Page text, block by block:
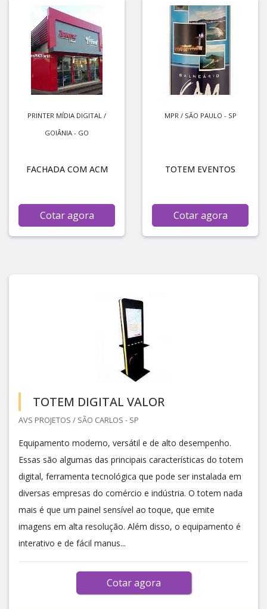
PRINTER MÍDIA DIGITAL /
GOIÂNIA - GO
FACHADA COM ACM
Cotar agora
MPR / SÃO PAULO - SP
TOTEM EVENTOS
Cotar agora
TOTEM DIGITAL VALOR
AVS PROJETOS / SÃO CARLOS - SP
Equipamento moderno, versátil e de alto desempenho.
Essas são algumas das principais características do totem
digital, ferramenta tecnológica que pode ser instalada em
diversas empresas do comércio e indústria. O totem nada
mais é que um painel sensível ao toque, que emite
imagens em alta resolução. Além disso, o equipamento é
interativo e de fácil manus...
Cotar agora